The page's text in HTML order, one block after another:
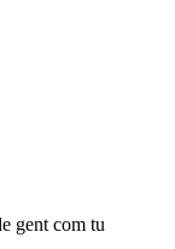
gent com tu